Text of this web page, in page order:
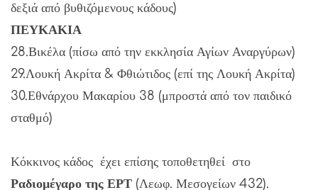
δεξιά από βυθιζόμενους κάδους)
ΠΕΥΚΑΚΙΑ
28.Βικέλα (πίσω από την εκκλησία Αγίων Αναργύρων)
29.Λουκή Ακρίτα & Φθιώτιδος (επί της Λουκή Ακρίτα)
30.Εθνάρχου Μακαρίου 38 (μπροστά από τον παιδικό
σταθμό)
Κόκκινος κάδος έχει επίσης τοποθετηθεί στο
Ραδιομέγαρο της ΕΡΤ (Λεωφ. Μεσογείων 432).